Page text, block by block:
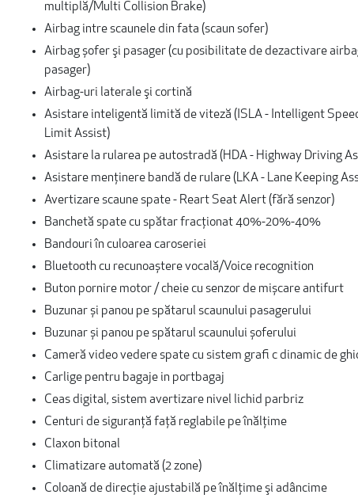
multiplă/Multi Collision Brake)
Airbag intre scaunele din fata (scaun sofer)
Airbag șofer şi pasager (cu posibilitate de dezactivare
pasager)
Airbag-uri laterale şi cortină
Asistare inteligentă limită de viteză (ISLA - Intelligent
Limit Assist)
Asistare la rularea pe autostradă (HDA - Highway Driving
Asistare menţinere bandă de rulare (LKA - Lane Keeping
Avertizare scaune spate - Reart Seat Alert (fără senzor)
Banchetă spate cu spătar fracţionat 40%-20%-40%
Bandouri în culoarea caroseriei
Bluetooth cu recunoaștere vocală/Voice recognition
Buton pornire motor / cheie cu senzor de mișcare antifurt
Buzunar și panou pe spătarul scaunului pasagerului
Buzunar și panou pe spătarul scaunului șoferului
Cameră video vedere spate cu sistem grafi c dinamic de
Carlige pentru bagaje in portbagaj
Ceas digital, sistem avertizare nivel lichid parbriz
Centuri de siguranţă faţă reglabile pe înălţime
Claxon bitonal
Climatizare automată (2 zone)
Coloană de direcţie ajustabilă pe înălţime şi adâncime